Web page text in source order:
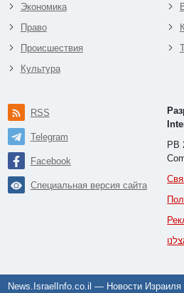
Экономика
Право
Происшествия
Культура
RSS
Telegram
Facebook
Специальная версия сайта
PB
News.IsraelInfo.co.il — Новости